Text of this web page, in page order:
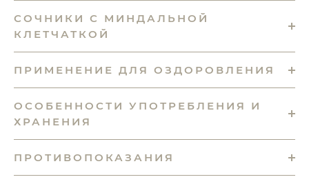
СОЧНИКИ С МИНДАЛЬНОЙ
КЛЕТЧАТКОЙ
ПРИМЕНЕНИЕ ДЛЯ ОЗДОРОВЛЕНИЯ
ОСОБЕННОСТИ УПОТРЕБЛЕНИЯ И
ХРАНЕНИЯ
ПРОТИВОПОКАЗАНИЯ